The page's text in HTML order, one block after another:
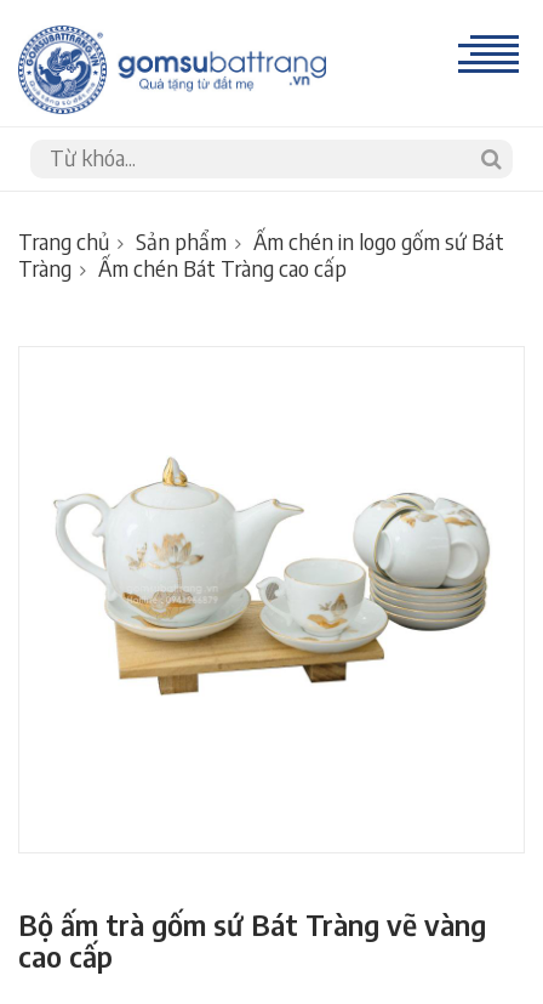
Trang chủ Sản phẩm
Ấm chén in logo gốm sứ Bát
Tràng
Ấm chén Bát Tràng cao cấp
Bộ ấm trà gốm sứ Bát Tràng vẽ vàng
cao cấp